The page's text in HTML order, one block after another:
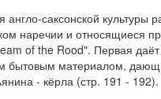
саксонской культуры
наречии и относящиеся
of the Rood". Первая
бытовым материалом,
- кёрла (стр. 191 - 192).